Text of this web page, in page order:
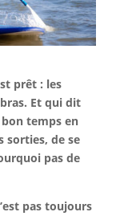
prêt : les
Et qui dit
temps en
sorties, de se
pas de
pas toujours